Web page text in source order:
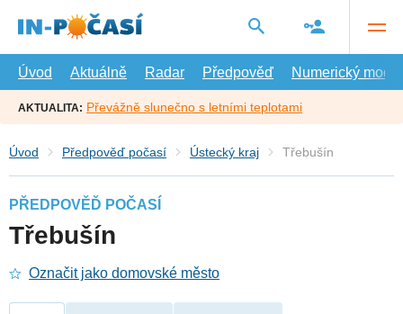
hlavní
Úvod
Aktuálně Radar Předpověď Numerický model
AKTUALITA: Převážně slunečno s letními teplotami
Úvod Předpověď počasí Ústecký kraj Třebušín
PŘEDPOVĚĎ POČASÍ
Třebušín
Označit jako domovské město